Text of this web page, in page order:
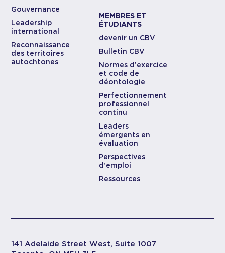
Gouvernance
Leadership
international
Reconnaissance
des territoires
autochtones
MEMBRES ET
ÉTUDIANTS
devenir un CBV
Bulletin CBV
Normes d’exercice
et code de
déontologie
Perfectionnement
professionnel
continu
Leaders
émergents en
évaluation
Perspectives
d’emploi
Ressources
141 Adelaide Street West, Suite 1007